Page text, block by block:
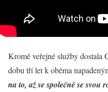
Kromě veřejné služby dostala
dobu tří let k oběma
na to, až se společně se